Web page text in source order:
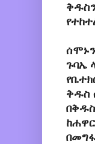
ጉባኤ
ቅዱስ